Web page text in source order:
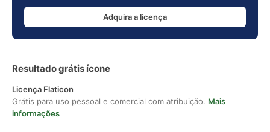
Adquira a licença
Resultado grátis ícone
Licença Flaticon
Grátis para uso pessoal e comercial com atribuição. Mais
informações